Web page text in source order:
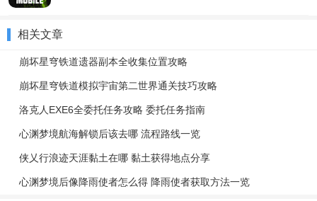
相关文章
崩坏星穹铁道遗器副本全收集位置攻略
崩坏星穹铁道模拟宇宙第二世界通关技巧攻略
洛克人EXE6全委托任务攻略 委托任务指南
心渊梦境航海解锁后该去哪 流程路线一览
侠乂行浪迹天涯黏土在哪 黏土获得地点分享
心渊梦境后像降雨使者怎么得 降雨使者获取方法一览